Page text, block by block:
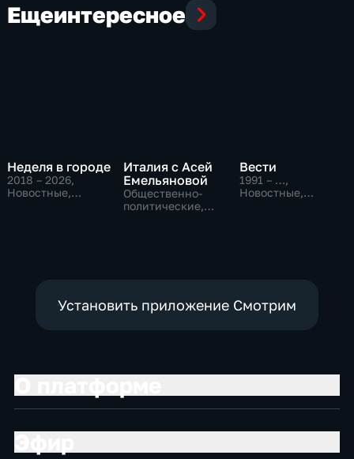
Ещеинтересное
Неделя в городе
2018 – 2026,
Новостные,
Италия с Асей
Емельяновой
Общественно-
политические,
Вести
1991 – …,
Новостные,
Установить приложение Смотрим